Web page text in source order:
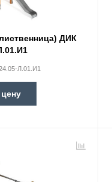
ДИК
Л.01.И1
цену